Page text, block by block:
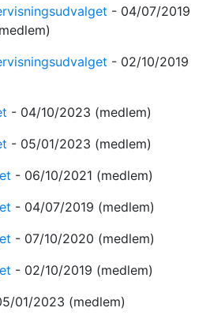
- 04/07/2019
- 02/10/2019
- 04/10/2023 (medlem)
- 05/01/2023 (medlem)
- 06/10/2021 (medlem)
- 04/07/2019 (medlem)
- 07/10/2020 (medlem)
- 02/10/2019 (medlem)
01/2023 (medlem)